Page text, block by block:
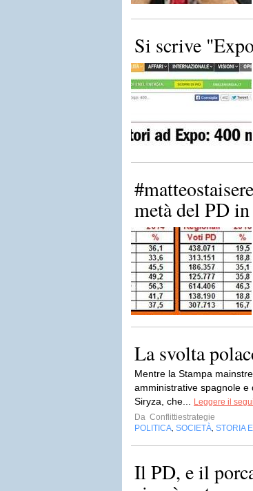
Si scrive
metà del PD
La svolta
Mentre la Stampa
amministrative spagnole e
Siryza, che...
Leggere il
Da Conflittiestrategie
POLITICA SOCIETÀ STORIA
Il PD, e il